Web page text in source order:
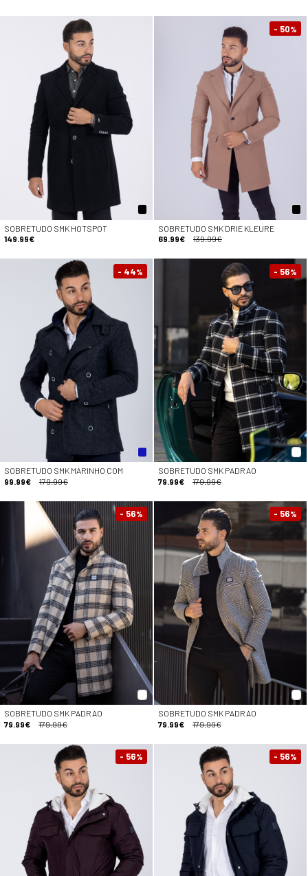
SOBRETUDO SMK HOTSPOT
149.99€
- 50%
SOBRETUDO SMK DRIE KLEURE
69.99€
139.99€
- 44%
SOBRETUDO SMK MARINHO COM
99.99€
179.99€
- 56%
SOBRETUDO SMK PADRAO
79.99€
179.99€
- 56%
SOBRETUDO SMK PADRAO
79.99€
179.99€
- 56%
SOBRETUDO SMK PADRAO
79.99€
179.99€
- 56% - 56%